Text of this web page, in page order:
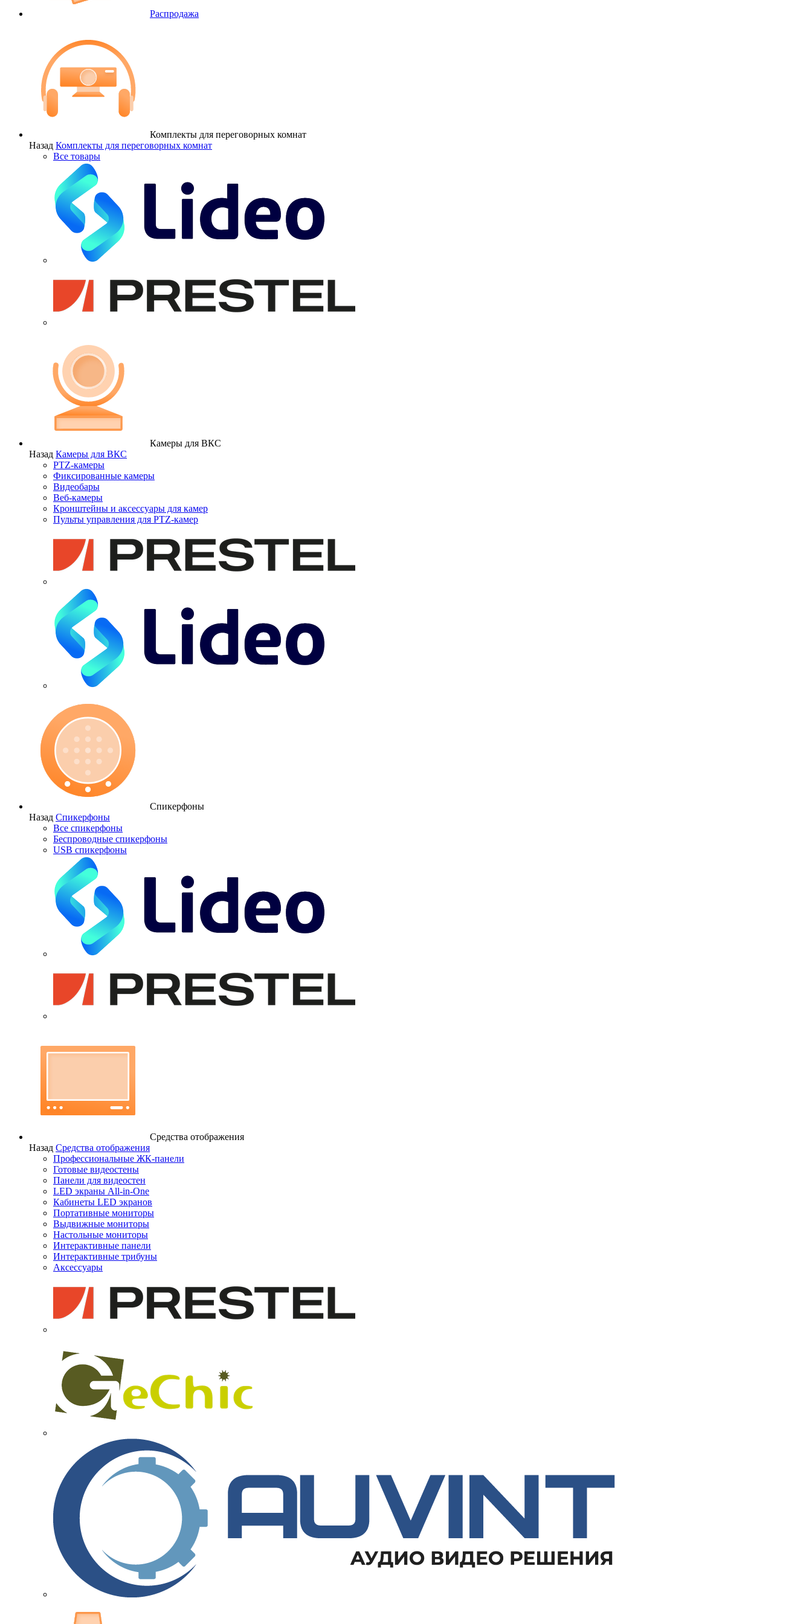
Распродажа
Комплекты для переговорных комнат
Назад Комплекты для переговорных комнат
Все товары
Камеры для ВКС
Назад Камеры для ВКС
PTZ-камеры
Фиксированные камеры
Видеобары
Веб-камеры
Кронштейны и аксессуары для камер
Пульты управления для PTZ-камер
Спикерфоны
Назад Спикерфоны
Все спикерфоны
Беспроводные спикерфоны
USB спикерфоны
Средства отображения
Назад Средства отображения
Профессиональные ЖК-панели
Готовые видеостены
Панели для видеостен
LED экраны All-in-One
Кабинеты LED экранов
Портативные мониторы
Выдвижные мониторы
Настольные мониторы
Интерактивные панели
Интерактивные трибуны
Аксессуары